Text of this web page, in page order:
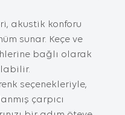
akustik konforu
sunar. Keçe ve
bağlı olarak
seçenekleriyle,
çarpıcı
ve İnternet
sunmak ve
hukuki
sağlamak,
Yapılan